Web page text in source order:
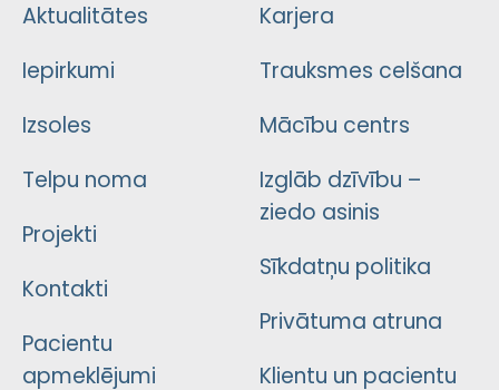
Aktualitātes
Iepirkumi
Izsoles
Telpu noma
Projekti
Kontakti
Pacientu
apmeklējumi
Karjera
Trauksmes celšana
Mācību centrs
Izglāb dzīvību –
ziedo asinis
Sīkdatņu politika
Privātuma atruna
Klientu un pacientu